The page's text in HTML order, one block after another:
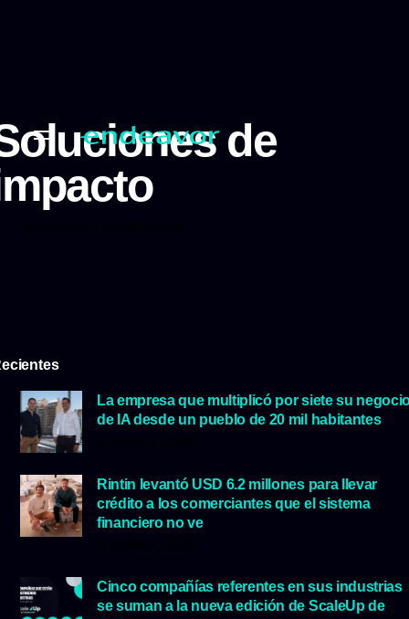
de
La empresa que multiplicó por siete su
de IA desde un pueblo de 20 mil habitantes
Rintin levantó USD 6.2 millones para llevar
crédito a los comerciantes que el sistema
financiero no ve
Cinco compañías referentes en sus industrias
se suman a la nueva edición de ScaleUp de